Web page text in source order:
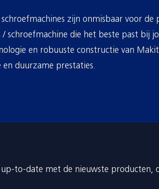
zijn onmisbaar voor de
/ schroefmachine die het beste past bij
en robuuste constructie van
duurzame prestaties.
to-date met de nieuwste producten,